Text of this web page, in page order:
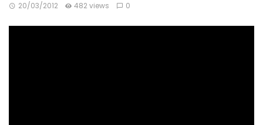
20/03/2012 482 views 0